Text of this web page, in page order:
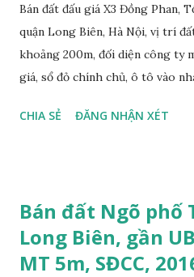
Bán đất đấu giá X3 Đồng Phan,
quận Long Biên, Hà Nội, vị trí
khoảng 200m, đối diện công ty
giá, sổ đỏ chính chủ, ô tô vào
nở hậu, tiện để ở, làm kho
CHIA SẺ ĐĂNG NHẬN XÉT
Bán đất Ngõ phố
Long Biên, gần
MT 5m, SĐCC,